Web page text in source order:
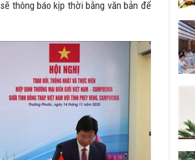
thông báo kịp thời bằng văn bản để